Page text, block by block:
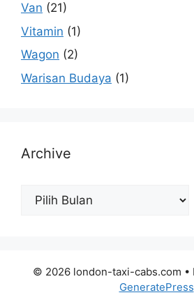
Van (21)
Vitamin (1)
Wagon (2)
Warisan Budaya (1)
Archive
Archive
© 2026 london-taxi-cabs.com •
GeneratePress